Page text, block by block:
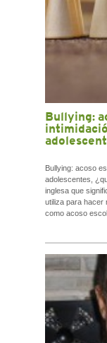
Bullying:
Bullying: acoso
adolescentes,
inglesa que
utiliza para hacer
como acoso